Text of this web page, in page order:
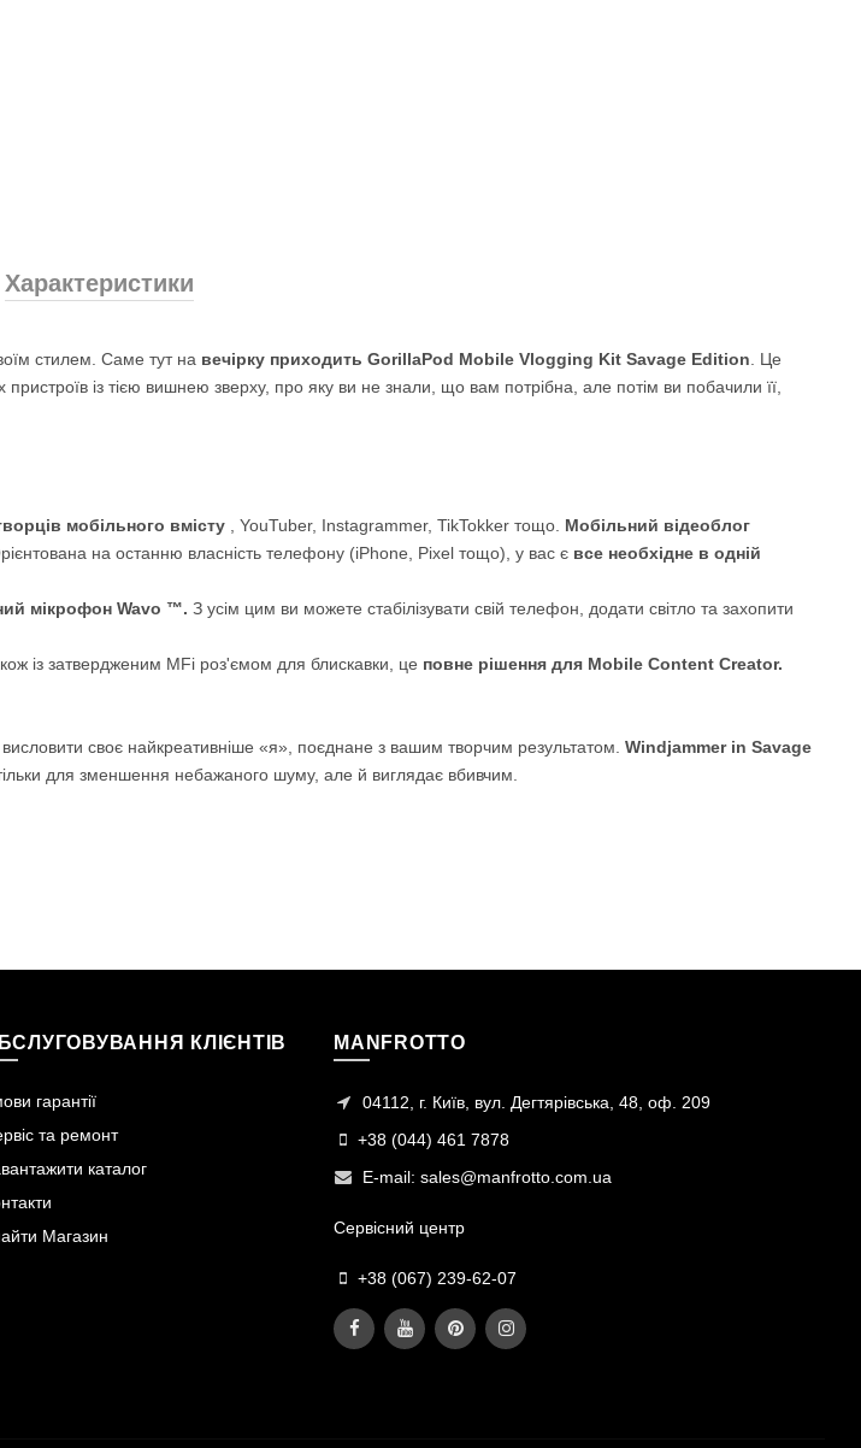
Характеристики
стилем. Саме тут на вечірку приходить GorillaPod Mobile Vlogging Kit Savage Edition. Це
пристроїв із тією вишнею зверху, про яку ви не знали, що вам потрібна, але потім ви побачили її,
мобільного вмісту , YouTuber, Instagrammer, TikTokker тощо. Мобільний відеоблог
на останню власність телефону (iPhone, Pixel тощо), у вас є все необхідне в одній
мікрофон Wavo ™. З усім цим ви можете стабілізувати свій телефон, додати світло та захопити
із затвердженим MFi роз'ємом для блискавки, це повне рішення для Mobile Content Creator.
своє найкреативніше «я», поєднане з вашим творчим результатом. Windjammer in Savage
для зменшення небажаного шуму, але й виглядає вбивчим.
КЛІЄНТІВ
гарантії
та ремонт
каталог
Магазин
MANFROTTO
04112, г. Київ, вул. Дегтярівська, 48, оф. 209
+38 (044) 461 7878
E-mail: sales@manfrotto.com.ua
Сервісний центр
+38 (067) 239-62-07